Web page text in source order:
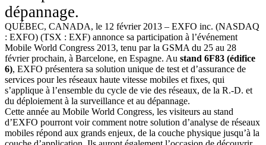
dépannage.
QUÉBEC, CANADA, le 12 février 2013 – EXFO inc. (NASDAQ
: EXFO) (TSX : EXF) annonce sa participation à l’événement
Mobile World Congress 2013, tenu par la GSMA du 25 au 28
février prochain, à Barcelone, en Espagne. Au stand 6F83 (édifice
6), EXFO présentera sa solution unique de test et d’assurance de
services pour les réseaux haute vitesse mobiles et fixes, qui
s’applique à l’ensemble du cycle de vie des réseaux, de la R.-D. et
du déploiement à la surveillance et au dépannage.
Cette année au Mobile World Congress, les visiteurs au stand
d’EXFO pourront voir comment notre solution d’analyse de réseaux
mobiles répond aux grands enjeux, de la couche physique jusqu’à la